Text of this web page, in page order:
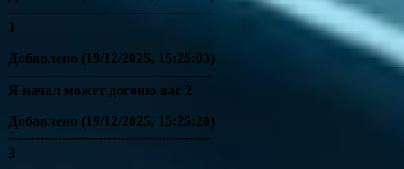
---------------------------------------------
1
Добавлено (19/12/2025, 15:25:03)
---------------------------------------------
Я начал может догоню вас 2
Добавлено (19/12/2025, 15:25:20)
---------------------------------------------
3